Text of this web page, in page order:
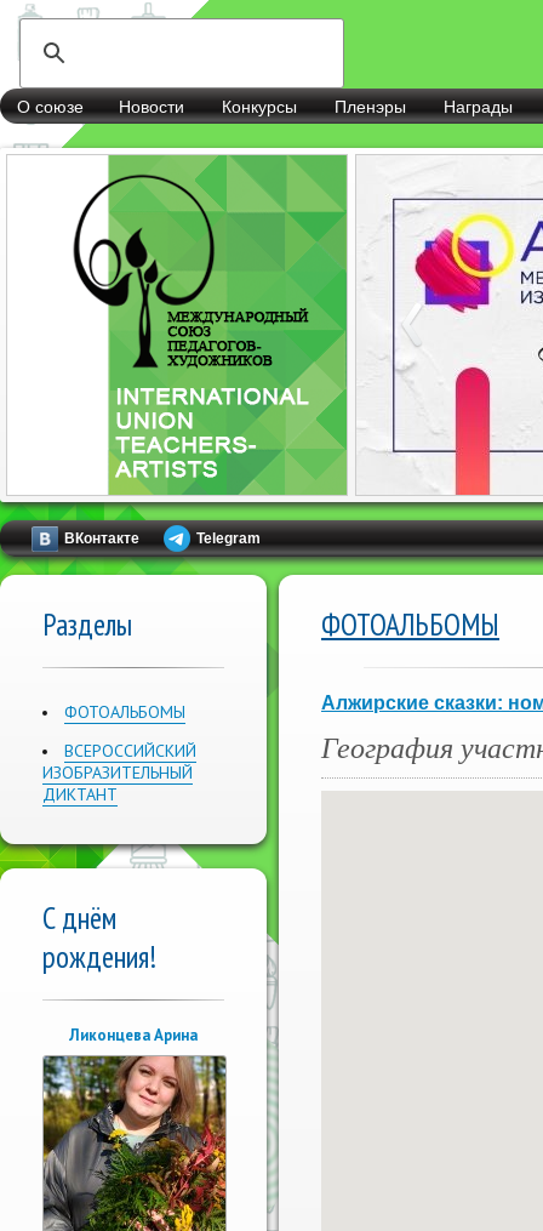
О союзе Новости Конкурсы Пленэры Награды
ВКонтакте Telegram
Разделы
ФОТОАЛЬБОМЫ
ВСЕРОССИЙСКИЙ
ИЗОБРАЗИТЕЛЬНЫЙ
ДИКТАНТ
С днём
рождения!
Ликонцева Арина
ФОТОАЛЬБОМЫ
Алжирские сказки:
География